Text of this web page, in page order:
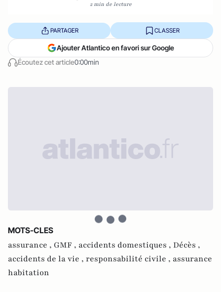
2 min de lecture
Écoutez cet article0:00min
PARTAGER CLASSER
Ajouter Atlantico en favori sur Google
MOTS-CLES
assurance , GMF , accidents domestiques , Décès ,
accidents de la vie , responsabilité civile , assurance
habitation